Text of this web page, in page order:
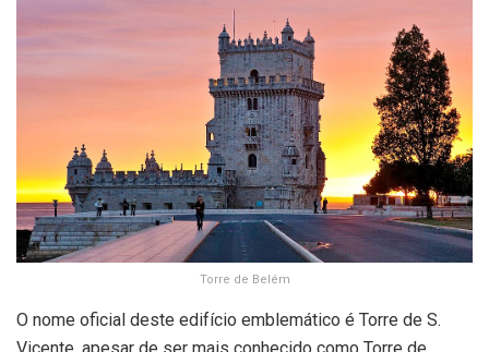
Torre de Belém
O nome oficial deste edifício emblemático é Torre de S.